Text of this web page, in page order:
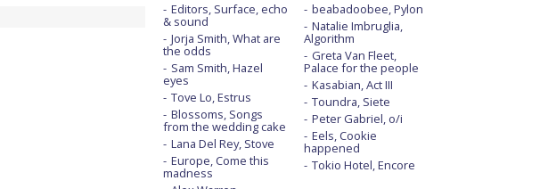
Editors, Surface, echo
& sound
Jorja Smith, What are
the odds
Sam Smith, Hazel
eyes
Tove Lo, Estrus
Blossoms, Songs
from the wedding cake
Lana Del Rey, Stove
Europe, Come this
madness
beabadoobee, Pylon
Natalie Imbruglia,
Algorithm
Greta Van Fleet,
Palace for the people
Kasabian, Act III
Toundra, Siete
Peter Gabriel, o/i
Eels, Cookie
happened
Tokio Hotel, Encore